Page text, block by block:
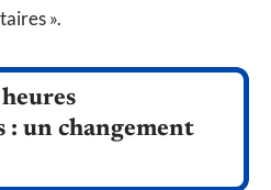
».
: un changement